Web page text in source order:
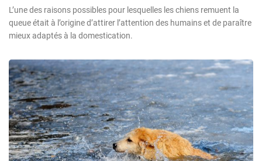
L’une des raisons possibles pour lesquelles les chiens remuent la
queue était à l’origine d’attirer l’attention des humains et de paraître
mieux adaptés à la domestication.